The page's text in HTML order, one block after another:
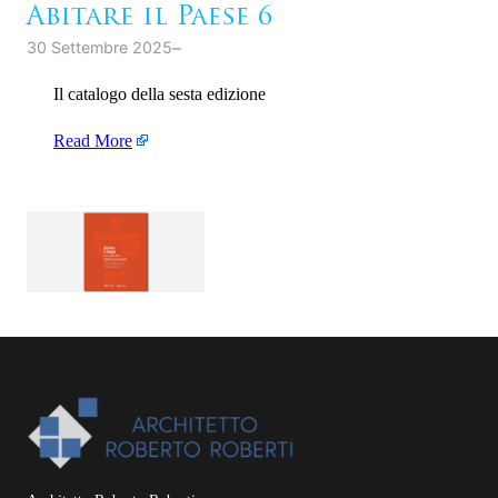
Abitare il Paese 6
30 Settembre 2025–
Il catalogo della sesta edizione
Read More